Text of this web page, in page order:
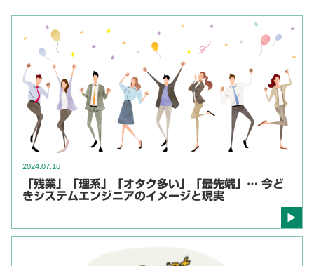
2024.07.16
「残業」「理系」「オタク多い」「最先端」… 今ど
きシステムエンジニアのイメージと現実